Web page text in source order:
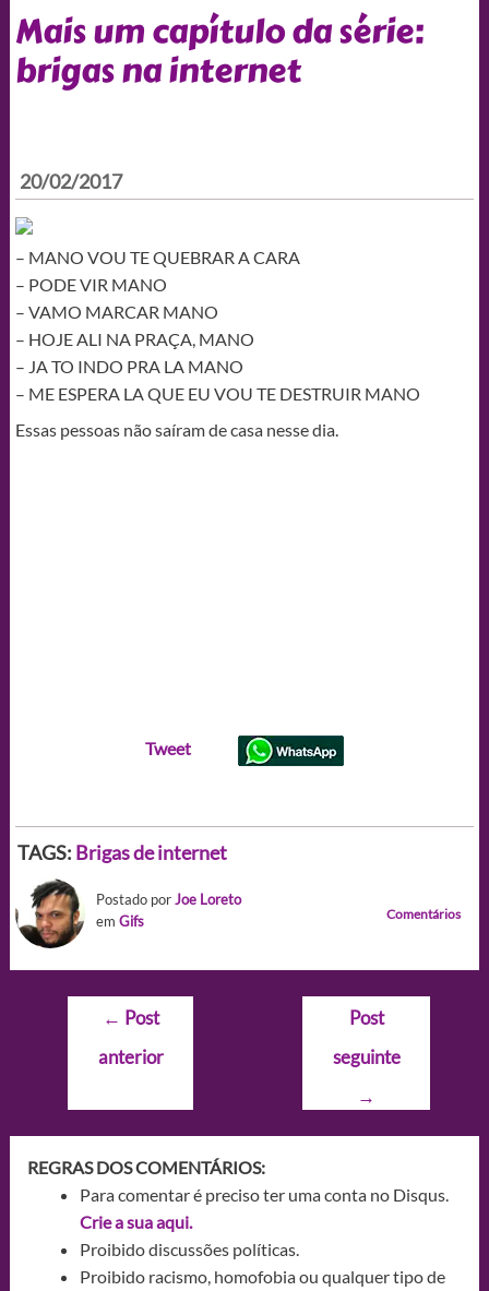
Mais um capítulo da série:
brigas na internet
20/02/2017
– MANO VOU TE QUEBRAR A CARA
– PODE VIR MANO
– VAMO MARCAR MANO
– HOJE ALI NA PRAÇA, MANO
– JA TO INDO PRA LA MANO
– ME ESPERA LA QUE EU VOU TE DESTRUIR MANO
Essas pessoas não saíram de casa nesse dia.
Tweet
TAGS: Brigas de internet
Postado porJoe Loreto
em Gifs Comentários
Navegação
Post
← Post
anterior
Post
seguinte
→
REGRAS DOS COMENTÁRIOS:
Para comentar é preciso ter uma conta no Disqus.
Crie a sua aqui.
Proibido discussões políticas.
Proibido racismo, homofobia ou qualquer tipo de